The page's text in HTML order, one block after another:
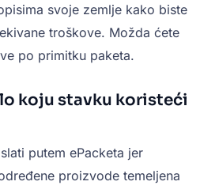
svoje zemlje kako biste
troškove. Možda ćete
po primitku paketa.
koju stavku koristeći
putem ePacketa jer
proizvode temeljena